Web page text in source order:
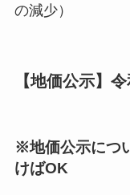
の減少）
【地価公示】
※地価公示につ
けばOK